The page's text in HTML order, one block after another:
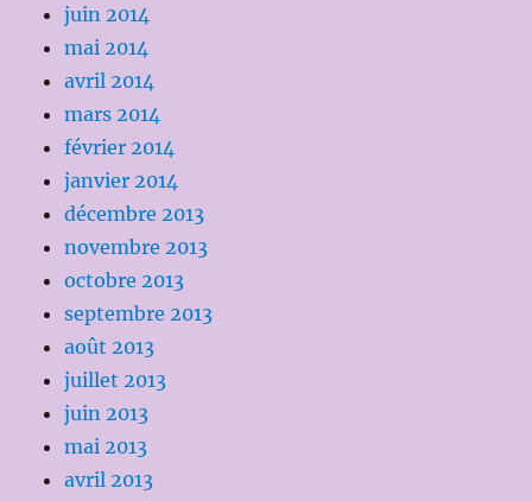
juin 2014
mai 2014
avril 2014
mars 2014
février 2014
janvier 2014
décembre 2013
novembre 2013
octobre 2013
septembre 2013
août 2013
juillet 2013
juin 2013
mai 2013
avril 2013